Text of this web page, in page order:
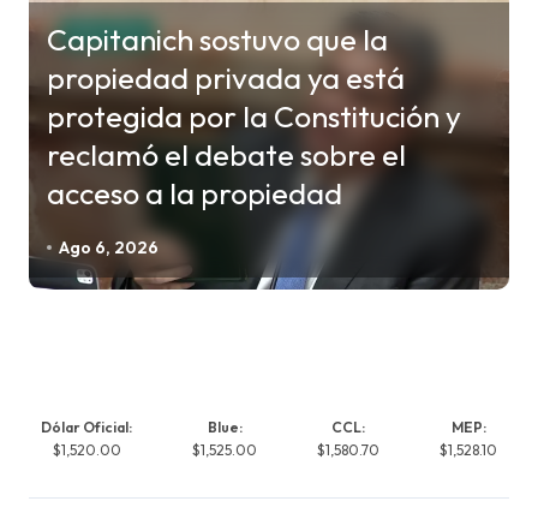
POLITICA
Capitanich sostuvo que la
propiedad privada ya está
protegida por la Constitución y
reclamó el debate sobre el
acceso a la propiedad
Ago 6, 2026
Dólar Oficial:
$1,520.00
Blue:
$1,525.00
CCL:
$1,580.70
MEP:
$1,528.10